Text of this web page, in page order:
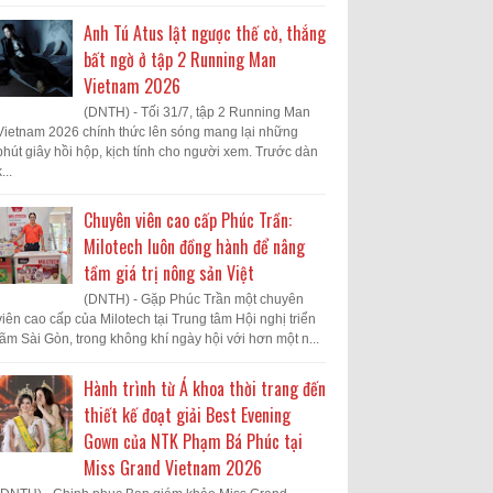
Anh Tú Atus lật ngược thế cờ, thắng
bất ngờ ở tập 2 Running Man
Vietnam 2026
(DNTH) - Tối 31/7, tập 2 Running Man
2026 chính thức lên sóng mang lại những
giây hồi hộp, kịch tính cho người xem. Trước dàn
Chuyên viên cao cấp Phúc Trần:
Milotech luôn đồng hành để nâng
tầm giá trị nông sản Việt
(DNTH) - Gặp Phúc Trần một chuyên
cao cấp của Milotech tại Trung tâm Hội nghị triển
Sài Gòn, trong không khí ngày hội với hơn một n...
Hành trình từ Á khoa thời trang đến
thiết kế đoạt giải Best Evening
Gown của NTK Phạm Bá Phúc tại
Miss Grand Vietnam 2026